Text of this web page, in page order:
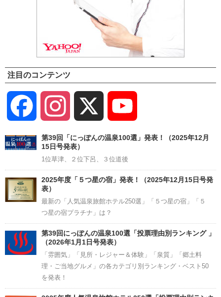
注目のコンテンツ
Facebook Instagram
Channel
第39回「にっぽんの温泉100選」発表！（2025年12月
15日号発表）
1位草津、２位下呂、３位道後
2025年度「５つ星の宿」発表！（2025年12月15日号発
表）
最新の「人気温泉旅館ホテル250選」「５つ星の宿」「５
つ星の宿プラチナ」は？
第39回にっぽんの温泉100選「投票理由別ランキング 」
（2026年1月1日号発表）
「雰囲気」「見所・レジャー＆体験」「泉質」「郷土料
理・ご当地グルメ」の各カテゴリ別ランキング・ベスト50
を発表！